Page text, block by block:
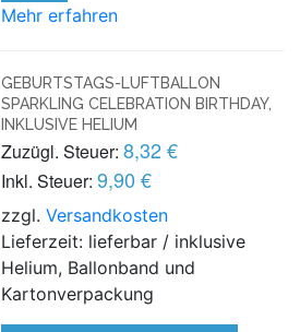
Mehr erfahren
GEBURTSTAGS-LUFTBALLON
SPARKLING CELEBRATION BIRTHDAY,
INKLUSIVE HELIUM
Zuzügl. Steuer: 8,32 €
Inkl. Steuer: 9,90 €
zzgl.Versandkosten
Lieferzeit: lieferbar / inklusive
Helium, Ballonband und
Kartonverpackung